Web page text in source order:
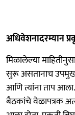
अधिवेशनादरम्यान
मिळालेल्या
सुरू असतानाच
आणि त्यांना ताप
बैठकांचे वेळापत्रक